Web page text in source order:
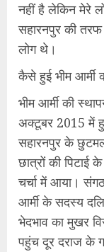
नहीं है लेकिन मेरे
सहारनपुर की तरफ
लोग थे।
कैसे हुई भीम
भीम आर्मी की
अक्टूबर 2015 में
सहारनपुर के
छात्रों की पिटाई
चर्चा में आया।
आर्मी के सदस्य
भेदभाव का मुखर
पहुंच दूर दराज के